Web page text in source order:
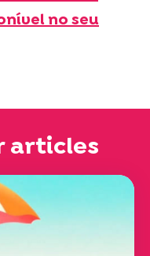
no seu
articles